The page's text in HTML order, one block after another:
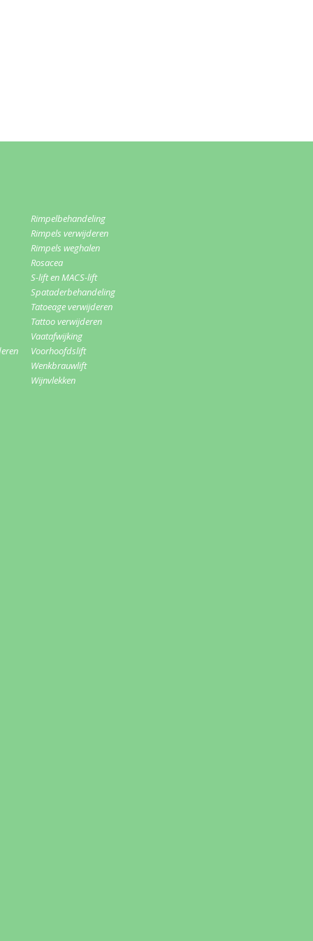
Rimpelbehandeling
Rimpels verwijderen
Rimpels weghalen
Rosacea
S-lift en MACS-lift
Spataderbehandeling
Tatoeage verwijderen
Tattoo verwijderen
Vaatafwijking
Voorhoofdslift
Wenkbrauwlift
Wijnvlekken